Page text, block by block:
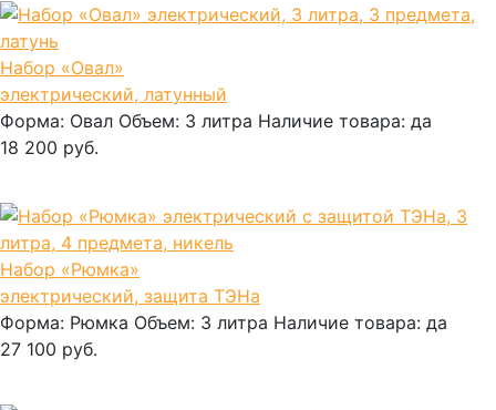
Набор «Овал»
электрический, латунный
Форма: Овал Объем: 3 литра Наличие товара: да
18 200 руб.
Набор «Рюмка»
электрический, защита ТЭНа
Форма: Рюмка Объем: 3 литра Наличие товара: да
27 100 руб.